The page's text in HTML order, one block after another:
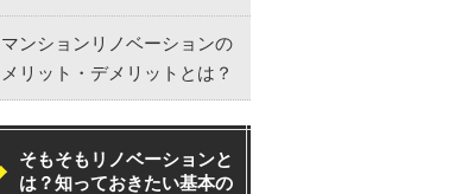
マンションリノベーションの
メリット・デメリットとは？
そもそもリノベーションと
は？知っておきたい基本の